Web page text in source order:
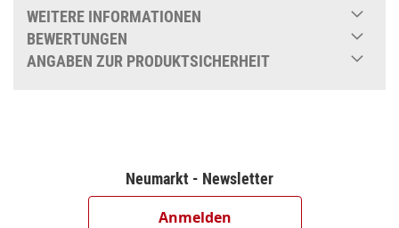
WEITERE INFORMATIONEN
BEWERTUNGEN
ANGABEN ZUR PRODUKTSICHERHEIT
Neumarkt - Newsletter
Anmelden